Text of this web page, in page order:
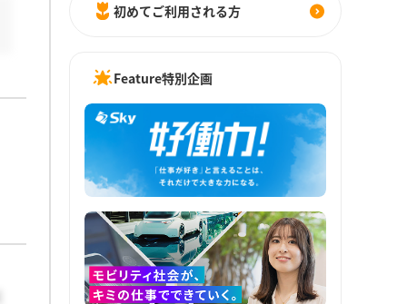
初めてご利用される方
Feature特別企画